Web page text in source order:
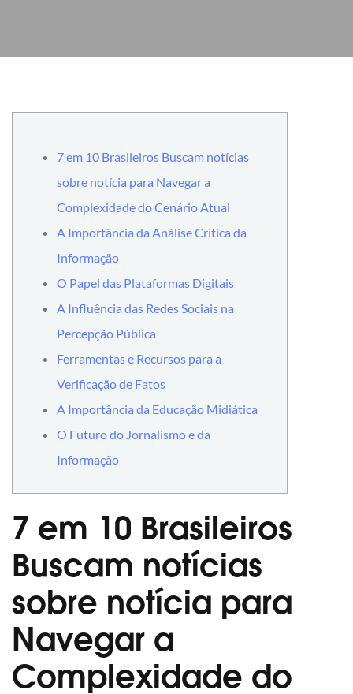
7 em 10 Brasileiros Buscam notícias
sobre notícia para Navegar a
Complexidade do Cenário Atual
A Importância da Análise Crítica da
Informação
O Papel das Plataformas Digitais
A Influência das Redes Sociais na
Percepção Pública
Ferramentas e Recursos para a
Verificação de Fatos
A Importância da Educação Midiática
O Futuro do Jornalismo e da
Informação
7 em 10 Brasileiros
Buscam notícias
sobre notícia para
Navegar a
Complexidade do